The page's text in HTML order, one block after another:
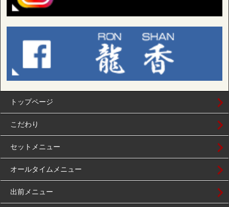
トップページ
こだわり
セットメニュー
オールタイムメニュー
出前メニュー